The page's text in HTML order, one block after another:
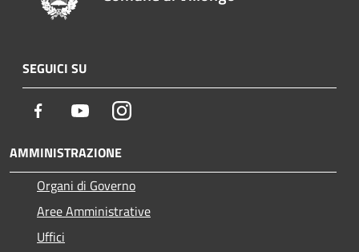
SEGUICI SU
Facebook YoutubeInstagram
AMMINISTRAZIONE
Organi di Governo
Aree Amministrative
Uffici